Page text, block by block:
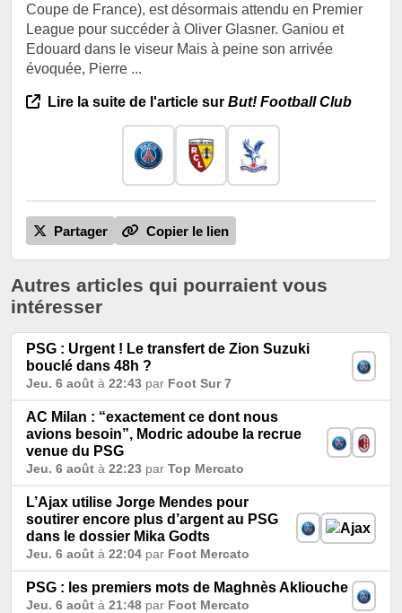
Coupe de France), est désormais attendu en Premier
League pour succéder à Oliver Glasner. Ganiou et
Edouard dans le viseur Mais à peine son arrivée
évoquée, Pierre ...
Lire la suite de l'article sur But! Football Club
Partager Copier le lien
Autres articles qui pourraient vous
intéresser
PSG : Urgent ! Le transfert de Zion Suzuki
bouclé dans 48h ?
Jeu. 6 août à 22:43 par Foot Sur 7
AC Milan : “exactement ce dont nous
avions besoin”, Modric adoube la recrue
venue du PSG
Jeu. 6 août à 22:23 par Top Mercato
L’Ajax utilise Jorge Mendes pour
soutirer encore plus d’argent au PSG
dans le dossier Mika Godts
Jeu. 6 août à 22:04 par Foot Mercato
PSG : les premiers mots de Maghnès Akliouche
Jeu. 6 août à 21:48 par Foot Mercato